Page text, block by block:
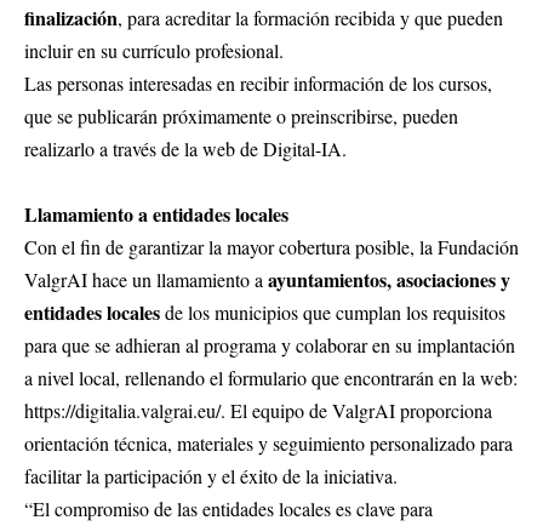
finalización, para acreditar la formación recibida y que pueden
incluir en su currículo profesional.
Las personas interesadas en recibir información de los cursos,
que se publicarán próximamente o preinscribirse, pueden
realizarlo a través de la web de Digital-IA.
Llamamiento a entidades locales
Con el fin de garantizar la mayor cobertura posible, la Fundación
ValgrAI hace un llamamiento a ayuntamientos, asociaciones y
entidades localesde los municipios que cumplan los requisitos
para que se adhieran al programa y colaborar en su implantación
a nivel local, rellenando el formulario que encontrarán en la web:
https://digitalia.valgrai.eu/. El equipo de ValgrAI proporciona
orientación técnica, materiales y seguimiento personalizado para
facilitar la participación y el éxito de la iniciativa.
“El compromiso de las entidades locales es clave para